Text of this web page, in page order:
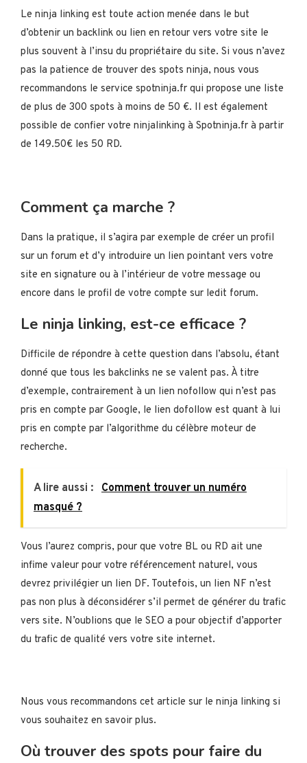
Le ninja linking est toute action menée dans le but
d’obtenir un backlink ou lien en retour vers votre site le
plus souvent à l’insu du propriétaire du site. Si vous n’avez
pas la patience de trouver des spots ninja, nous vous
recommandons le service spotninja.fr qui propose une liste
de plus de 300 spots à moins de 50 €. Il est également
possible de confier votre ninjalinking à Spotninja.fr à partir
de 149.50€ les 50 RD.
Comment ça marche ?
Dans la pratique, il s’agira par exemple de créer un profil
sur un forum et d’y introduire un lien pointant vers votre
site en signature ou à l’intérieur de votre message ou
encore dans le profil de votre compte sur ledit forum.
Le ninja linking, est-ce efficace ?
Difficile de répondre à cette question dans l’absolu, étant
donné que tous les bakclinks ne se valent pas. À titre
d’exemple, contrairement à un lien nofollow qui n’est pas
pris en compte par Google, le lien dofollow est quant à lui
pris en compte par l’algorithme du célèbre moteur de
recherche.
A lire aussi : Comment trouver un numéro
masqué ?
Vous l’aurez compris, pour que votre BL ou RD ait une
infime valeur pour votre référencement naturel, vous
devrez privilégier un lien DF. Toutefois, un lien NF n’est
pas non plus à déconsidérer s’il permet de générer du trafic
vers site. N’oublions que le SEO a pour objectif d’apporter
du trafic de qualité vers votre site internet.
Nous vous recommandons cet article sur le ninja linking si
vous souhaitez en savoir plus.
Où trouver des spots pour faire du